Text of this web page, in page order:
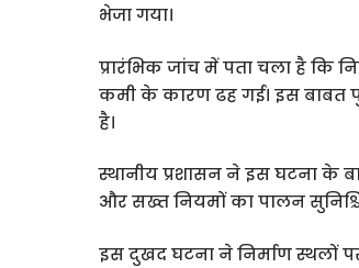
भेजा गया।
प्रारंभिक जांच में पता चला है कि
कमी के कारण ढह गई। इस बाबत
है।
स्थानीय प्रशासन ने इस घटना के
और सख्त नियमों का पालन
इस दुखद घटना ने निर्माण स्थलों